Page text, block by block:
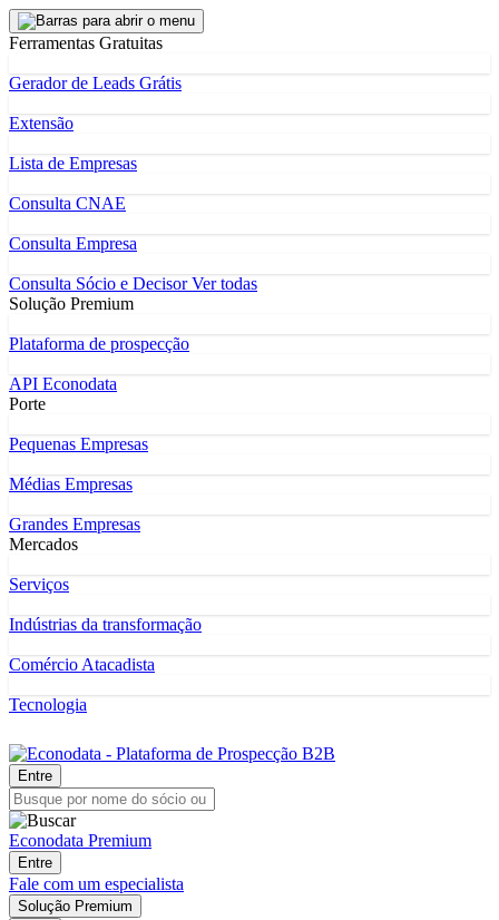
Ferramentas Gratuitas
Gerador de Leads Grátis
Extensão
Lista de Empresas
Consulta CNAE
Consulta Empresa
Consulta Sócio e DecisorVer todas
Solução Premium
Plataforma de prospecção
API Econodata
Porte
Pequenas Empresas
Médias Empresas
Grandes Empresas
Mercados
Serviços
Indústrias da transformação
Comércio Atacadista
Tecnologia
Entre
Econodata Premium
Entre
Fale com um especialista
Solução Premium